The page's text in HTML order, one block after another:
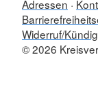
Adressen
Widerruf/
© 2026